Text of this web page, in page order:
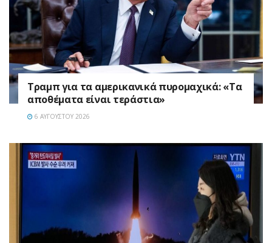
Τραμπ για τα αμερικανικά πυρομαχικά: «Τα
αποθέματα είναι τεράστια»
6 ΑΥΓΟΎΣΤΟΥ 2026